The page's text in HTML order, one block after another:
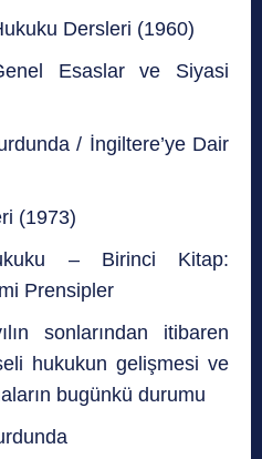
Dersleri (1960)
Esaslar ve Siyasi
/ İngiltere’ye Dair
(1973)
– Birinci Kitap:
Prensipler
sonlarından itibaren
hukukun gelişmesi ve
bugünkü durumu